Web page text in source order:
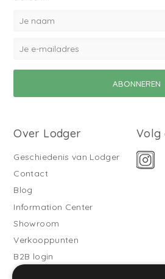
Over Lodger
Geschiedenis van Lodger
Contact
Blog
Information Center
Showroom
Verkooppunten
B2B login
Buitenslaapzakken
Volg